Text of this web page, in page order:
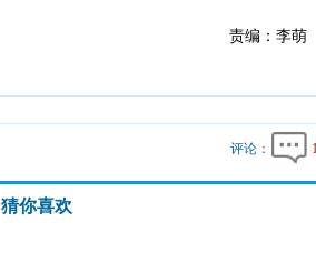
责编：李萌
评论：
猜你喜欢